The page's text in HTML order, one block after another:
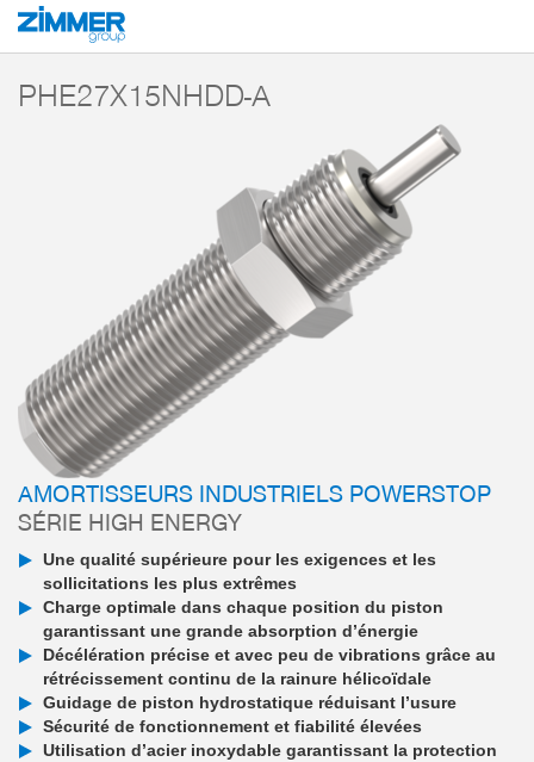
Démarrage Produits
PHE27X15NHDD-A
AMORTISSEURS INDUSTRIELS POWERSTOP
SÉRIE HIGH ENERGY
Une qualité supérieure pour les exigences et les
sollicitations les plus extrêmes
Charge optimale dans chaque position du piston
garantissant une grande absorption d’énergie
Décélération précise et avec peu de vibrations grâce au
rétrécissement continu de la rainure hélicoïdale
Guidage de piston hydrostatique réduisant l’usure
Sécurité de fonctionnement et fiabilité élevées
Utilisation d’acier inoxydable garantissant la protection